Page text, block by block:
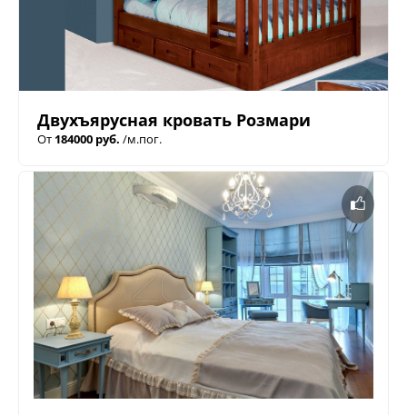
Двухъярусная кровать Розмари
От 184000 руб. /м.пог.